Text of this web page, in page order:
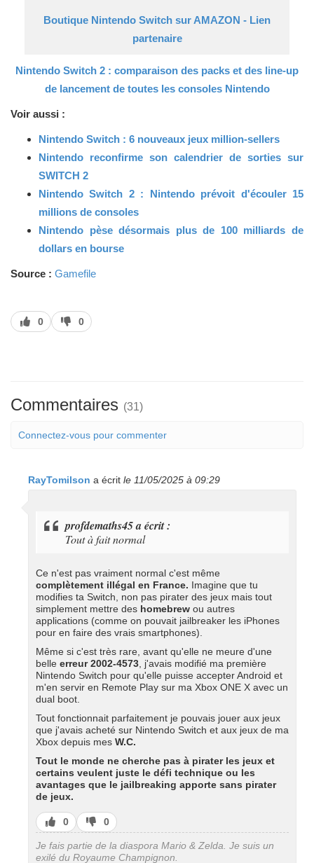
Boutique Nintendo Switch sur AMAZON - Lien
partenaire
Nintendo Switch 2 : comparaison des packs et des line-up
de lancement de toutes les consoles Nintendo
Voir aussi :
Nintendo Switch : 6 nouveaux jeux million-sellers
Nintendo reconfirme son calendrier de sorties sur
SWITCH 2
Nintendo Switch 2 : Nintendo prévoit d'écouler 15
millions de consoles
Nintendo pèse désormais plus de 100 milliards de
dollars en bourse
Source : Gamefile
J’aime
0
J’aime
pas
0
Commentaires (31)
Connectez-vous pour commenter
RayTomilson a écrit le 11/05/2025 à 09:29
profdemaths45 a écrit :
Tout à fait normal
Ce n'est pas vraiment normal c'est même
complètement illégal en France. Imagine que tu
modifies ta Switch, non pas pirater des jeux mais tout
simplement mettre des homebrew ou autres
applications (comme on pouvait jailbreaker les iPhones
pour en faire des vrais smartphones).
Même si c'est très rare, avant qu'elle ne meure d'une
belle erreur 2002-4573 , j'avais modifié ma première
Nintendo Switch pour qu'elle puisse accepter Android et
m'en servir en Remote Play sur ma Xbox ONE X avec un
dual boot.
Tout fonctionnait parfaitement je pouvais jouer aux jeux
que j'avais acheté sur Nintendo Switch et aux jeux de ma
Xbox depuis mes W.C.
Tout le monde ne cherche pas à pirater les jeux et
certains veulent juste le défi technique ou les
avantages que le jailbreaking apporte sans pirater
de jeux.
J’aime
0
J’aime
pas
0
Je fais partie de la diaspora Mario & Zelda. Je suis un
exilé du Royaume Champignon.